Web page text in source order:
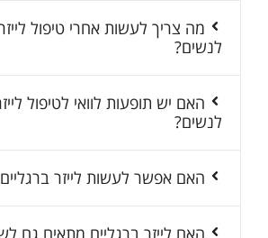
מה צריך לעשות אחרי טיפול
לנשים?
האם יש תופעות לוואי לטיפול
לנשים?
האם אפשר לעשות לייזר
האם לייזר ברגליים מתאים גם